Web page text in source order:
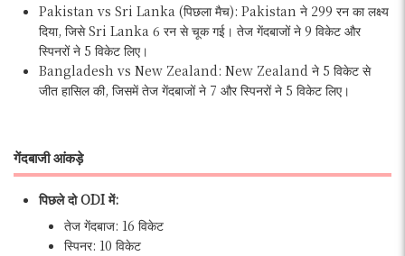
Pakistan vs Sri Lanka (पिछला मैच): Pakistan ने 299 रन का लक्ष्य
दिया, जिसे Sri Lanka 6 रन से चूक गई। तेज गेंदबाजों ने 9 विकेट और
स्पिनरों ने 5 विकेट लिए।
Bangladesh vs New Zealand: New Zealand ने 5 विकेट से
जीत हासिल की, जिसमें तेज गेंदबाजों ने 7 और स्पिनरों ने 5 विकेट लिए।
गेंदबाजी आंकड़े
पिछले दो ODI में:
तेज गेंदबाज: 16 विकेट
स्पिनर: 10 विकेट